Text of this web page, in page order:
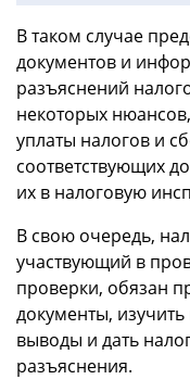
В таком случае
документов и
разъяснений
некоторых
уплаты налогов и
соответствующих
их в налоговую
В свою очередь,
участвующий в
проверки, обязан
документы,
выводы и дать
разъяснения.